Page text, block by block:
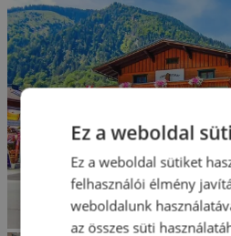
Ez a weboldal
Ez a weboldal sütiket
felhasználói élmény
weboldalunk
az összes süti